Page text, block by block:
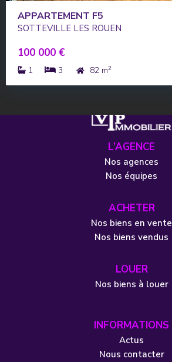
APPARTEMENT F5
SOTTEVILLE LES ROUEN
100 000 €
1 3 82 m2
L’AGENCE
Nos agences
Nos équipes
ACHETER
Nos biens en vente
Nos biens vendus
LOUER
Nos biens à louer
INFORMATIONS
Actus
Nous contacter